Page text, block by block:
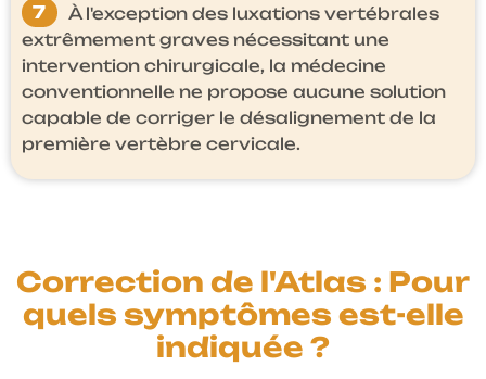
7
À l'exception des luxations vertébrales
extrêmement graves nécessitant une
intervention chirurgicale, la médecine
conventionnelle ne propose aucune solution
capable de corriger le désalignement de la
première vertèbre cervicale.
Correction de l'Atlas : Pour
quels symptômes est-elle
indiquée ?